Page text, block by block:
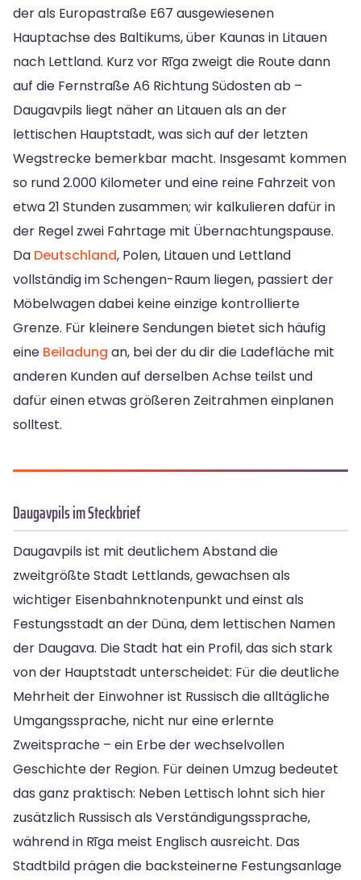
der als Europastraße E67 ausgewiesenen
Hauptachse des Baltikums, über Kaunas in Litauen
nach Lettland. Kurz vor Rīga zweigt die Route dann
auf die Fernstraße A6 Richtung Südosten ab –
Daugavpils liegt näher an Litauen als an der
lettischen Hauptstadt, was sich auf der letzten
Wegstrecke bemerkbar macht. Insgesamt kommen
so rund 2.000 Kilometer und eine reine Fahrzeit von
etwa 21 Stunden zusammen; wir kalkulieren dafür in
der Regel zwei Fahrtage mit Übernachtungspause.
Da Deutschland, Polen, Litauen und Lettland
vollständig im Schengen-Raum liegen, passiert der
Möbelwagen dabei keine einzige kontrollierte
Grenze. Für kleinere Sendungen bietet sich häufig
eine Beiladung an, bei der du dir die Ladefläche mit
anderen Kunden auf derselben Achse teilst und
dafür einen etwas größeren Zeitrahmen einplanen
solltest.
Daugavpils im Steckbrief
Daugavpils ist mit deutlichem Abstand die
zweitgrößte Stadt Lettlands, gewachsen als
wichtiger Eisenbahnknotenpunkt und einst als
Festungsstadt an der Düna, dem lettischen Namen
der Daugava. Die Stadt hat ein Profil, das sich stark
von der Hauptstadt unterscheidet: Für die deutliche
Mehrheit der Einwohner ist Russisch die alltägliche
Umgangssprache, nicht nur eine erlernte
Zweitsprache – ein Erbe der wechselvollen
Geschichte der Region. Für deinen Umzug bedeutet
das ganz praktisch: Neben Lettisch lohnt sich hier
zusätzlich Russisch als Verständigungssprache,
während in Rīga meist Englisch ausreicht. Das
Stadtbild prägen die backsteinerne Festungsanlage